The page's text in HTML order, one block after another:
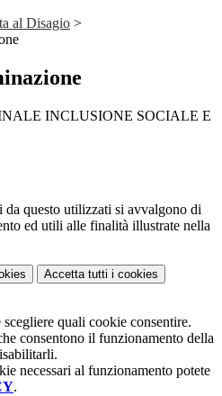
al Disagio >
INCLUSIONE SOCIALE E
questo utilizzati si avvalgono di
ed utili alle finalità illustrate nella
Accetta tutti i cookies
quali cookie consentire.
consentono il funzionamento della
necessari al funzionamento potete
.